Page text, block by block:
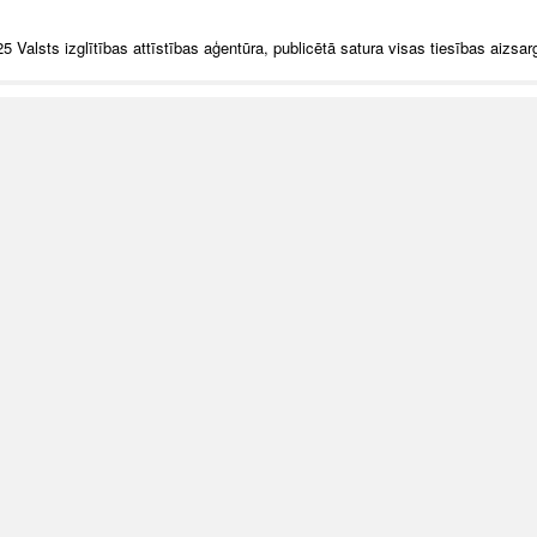
Valsts izglītības attīstības aģentūra, publicētā satura visas tiesības